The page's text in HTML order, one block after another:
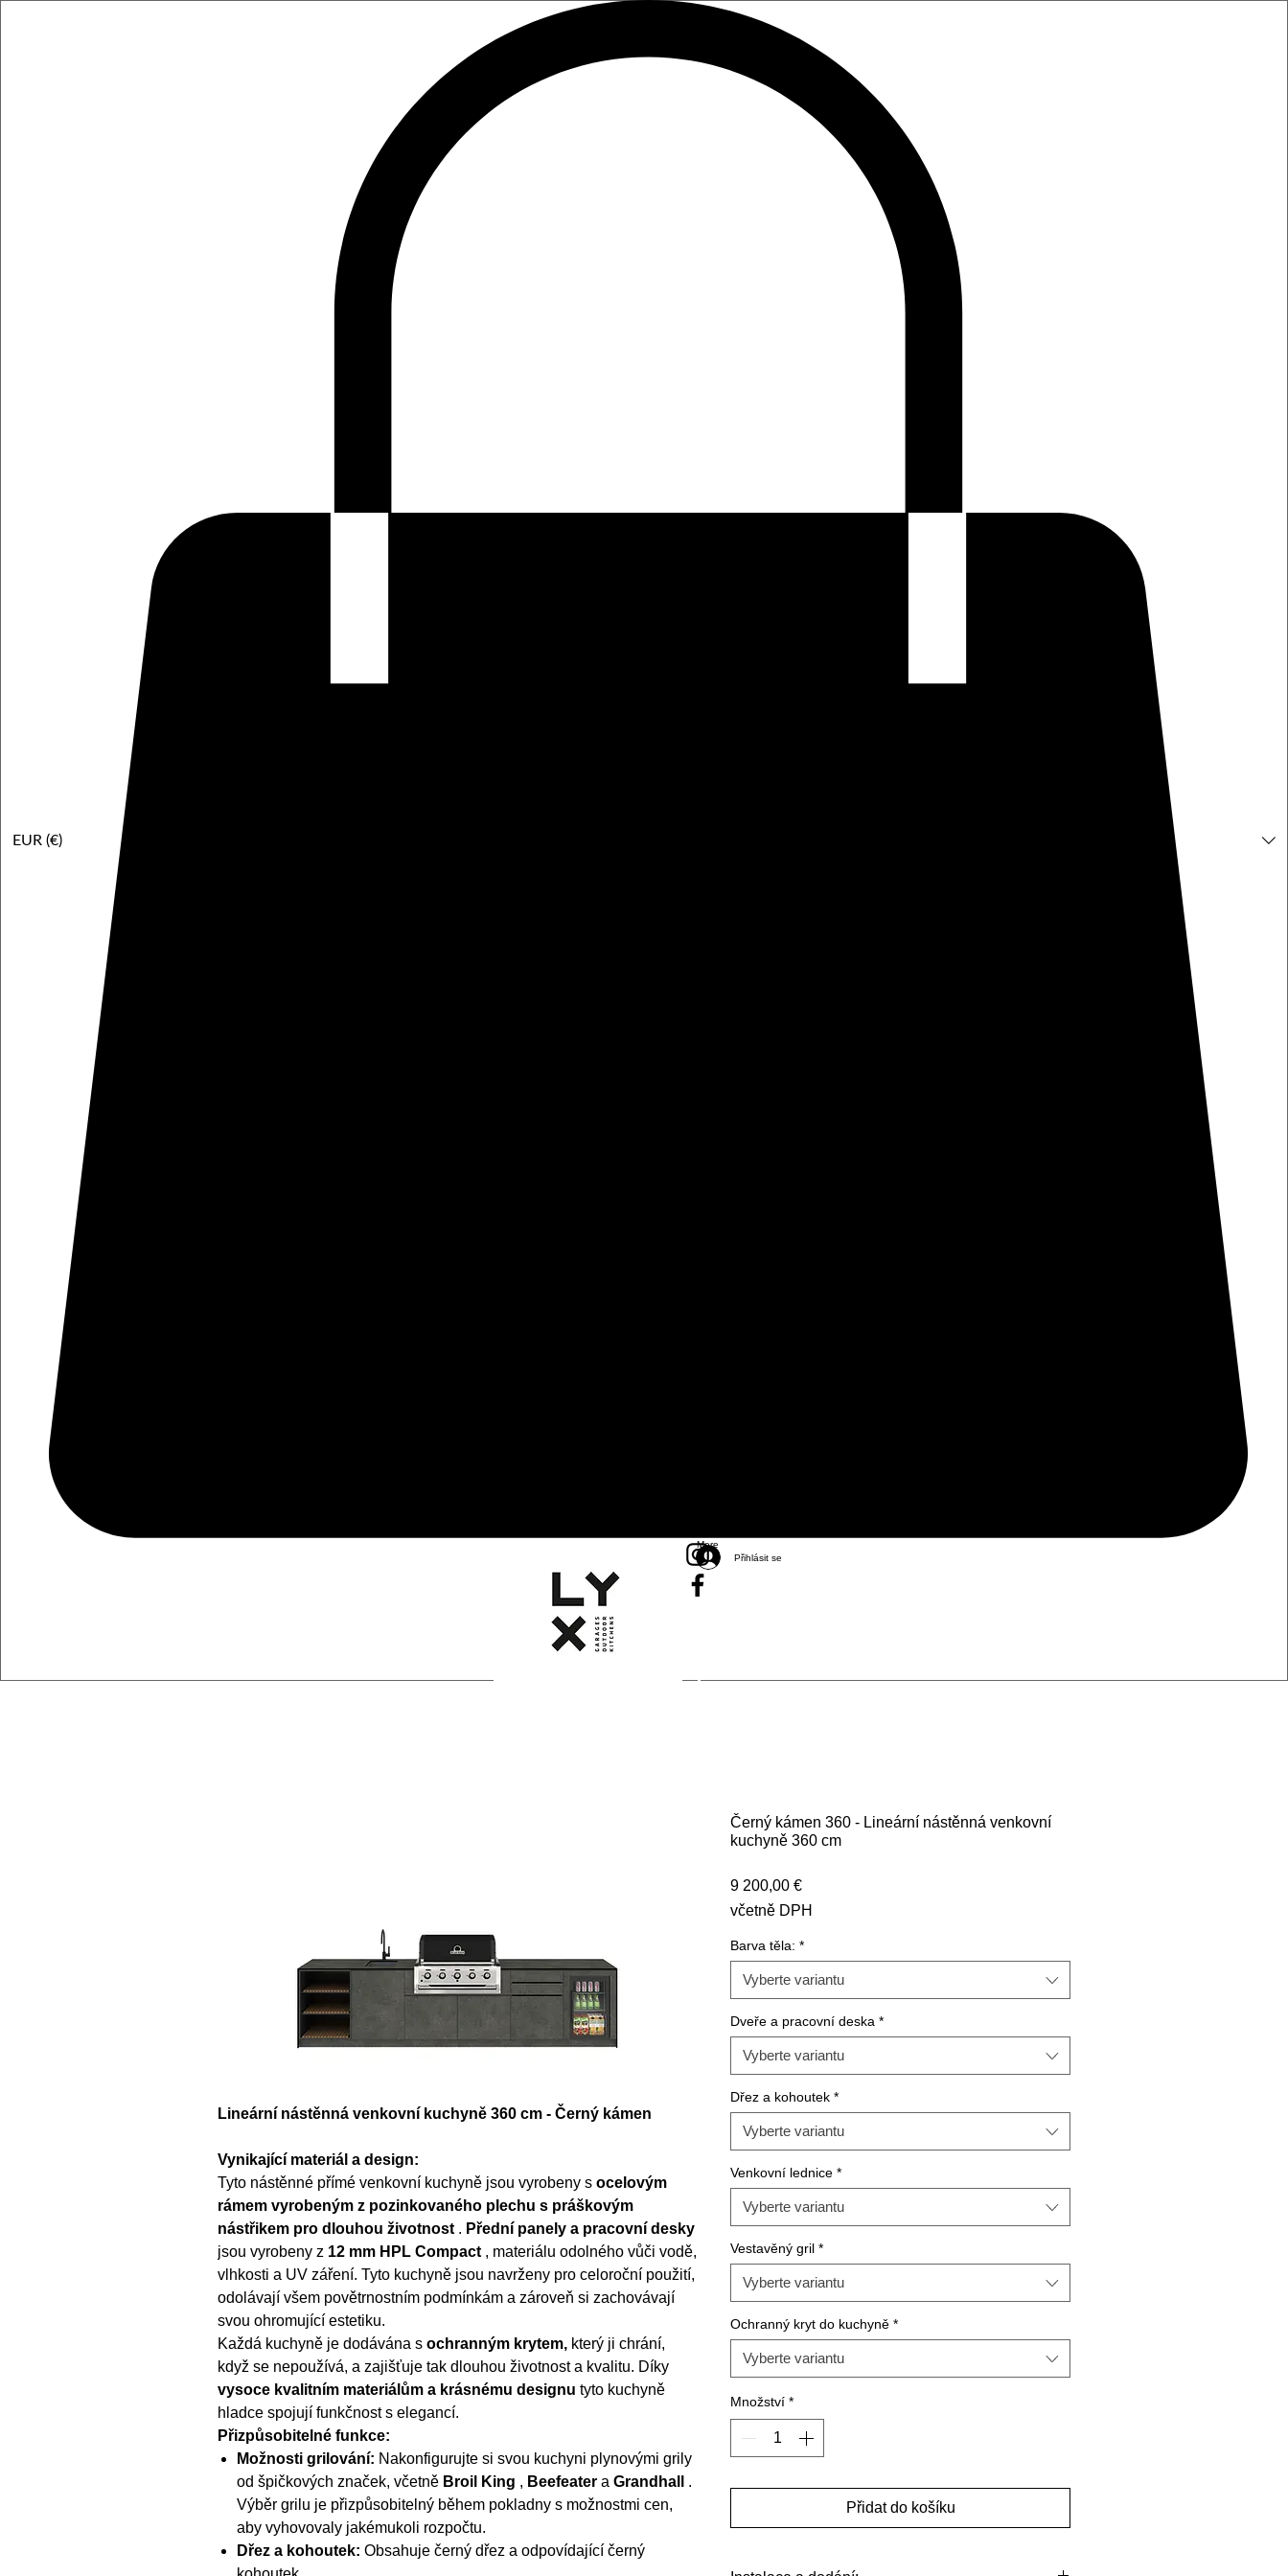
EUR (€)
More
Přihlásit se
Lineární nástěnná venkovní kuchyně 360 cm - Černý kámen
Vynikající materiál a design:
Tyto nástěnné přímé venkovní kuchyně jsou vyrobeny s ocelovým
rámem vyrobeným z pozinkovaného plechu s práškovým
nástřikem pro dlouhou životnost. Přední panely a pracovní desky
jsou vyrobeny z 12 mm HPL Compact, materiálu odolného vůči vodě,
vlhkosti a UV záření. Tyto kuchyně jsou navrženy pro celoroční použití,
odolávají všem povětrnostním podmínkám a zároveň si zachovávají
svou ohromující estetiku.
Každá kuchyně je dodávána s ochranným krytem, který ji chrání,
když se nepoužívá, a zajišťuje tak dlouhou životnost a kvalitu. Díky
vysoce kvalitním materiálům a krásnému designu tyto kuchyně
hladce spojují funkčnost s elegancí.
Přizpůsobitelné funkce:
Možnosti grilování: Nakonfigurujte si svou kuchyni plynovými grily
od špičkových značek, včetně Broil King , Beefeater a Grandhall
.
Výběr grilu je přizpůsobitelný během pokladny s možnostmi cen,
aby vyhovovaly jakémukoli rozpočtu.
Dřez a kohoutek: Obsahuje černý dřez a odpovídající černý
Černý kámen 360 - Lineární nástěnná venkovní
kuchyně 360 cm
9 200,00 €Cena
včetně DPH
Barva těla: *
Vyberte variantu
Dveře a pracovní deska *
Vyberte variantu
Dřez a kohoutek *
Vyberte variantu
Venkovní lednice *
Vyberte variantu
Vestavěný gril *
Vyberte variantu
Ochranný kryt do kuchyně *
Vyberte variantu
Množství *
Přidat do košíku